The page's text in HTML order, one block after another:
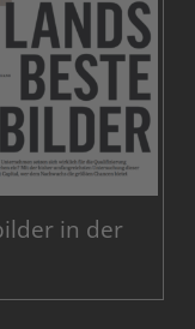
in der